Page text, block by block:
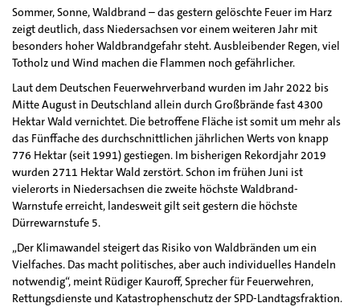
Sommer, Sonne, Waldbrand – das gestern gelöschte Feuer im Harz
zeigt deutlich, dass Niedersachsen vor einem weiteren Jahr mit
besonders hoher Waldbrandgefahr steht. Ausbleibender Regen, viel
Totholz und Wind machen die Flammen noch gefährlicher.
Laut dem Deutschen Feuerwehrverband wurden im Jahr 2022 bis
Mitte August in Deutschland allein durch Großbrände fast 4300
Hektar Wald vernichtet. Die betroffene Fläche ist somit um mehr als
das Fünffache des durchschnittlichen jährlichen Werts von knapp
776 Hektar (seit 1991) gestiegen. Im bisherigen Rekordjahr 2019
wurden 2711 Hektar Wald zerstört. Schon im frühen Juni ist
vielerorts in Niedersachsen die zweite höchste Waldbrand-
Warnstufe erreicht, landesweit gilt seit gestern die höchste
Dürrewarnstufe 5.
„Der Klimawandel steigert das Risiko von Waldbränden um ein
Vielfaches. Das macht politisches, aber auch individuelles Handeln
notwendig“, meint Rüdiger Kauroff, Sprecher für Feuerwehren,
Rettungsdienste und Katastrophenschutz der SPD-Landtagsfraktion.